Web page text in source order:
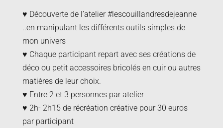
♥ Découverte de l’atelier #lescouillandresdejeanne
..en manipulant les différents outils simples de
mon univers
♥ Chaque participant repart avec ses créations de
déco ou petit accessoires bricolés en cuir ou autres
matières de leur choix.
♥ Entre 2 et 3 personnes par atelier
♥ 2h- 2h15 de récréation créative pour 30 euros
par participant